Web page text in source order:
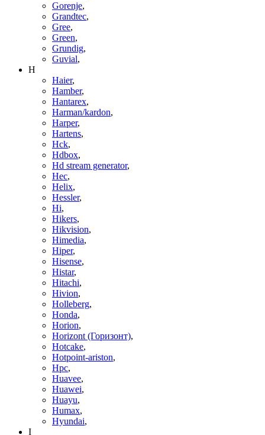
Gorenje,
Grandtec,
Gree,
Green,
Grundig,
Guvial,
H
Haier,
Hamber,
Hantarex,
Harman/kardon,
Harper,
Hartens,
Hck,
Hdbox,
Hd stream generator,
Hec,
Helix,
Hessler,
Hi,
Hikers,
Hikvision,
Himedia,
Hiper,
Hisense,
Histar,
Hitachi,
Hivion,
Holleberg,
Honda,
Horion,
Horizont (Горизонт),
Hotcake,
Hotpoint-ariston,
Hpc,
Huavee,
Huawei,
Huayu,
Humax,
Hyundai,
I